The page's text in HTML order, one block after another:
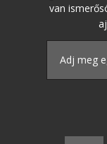
van